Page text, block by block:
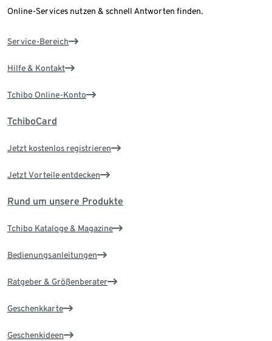
Online-Services nutzen & schnell Antworten finden.
Service-Bereich
Hilfe & Kontakt
Tchibo Online-Konto
TchiboCard
Jetzt kostenlos registrieren
Jetzt Vorteile entdecken
Rund um unsere Produkte
Tchibo Kataloge & Magazine
Bedienungsanleitungen
Ratgeber & Größenberater
Geschenkkarte
Geschenkideen